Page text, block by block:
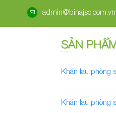
admin@binajsc.com.vn
SẢN
Khăn lau phòng
Khăn lau phòng